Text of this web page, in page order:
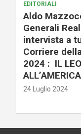
EDITORIALI
Aldo
Generali
intervista a
Corriere
2024 : IL
ALL’AMERICA
24 Luglio 2024